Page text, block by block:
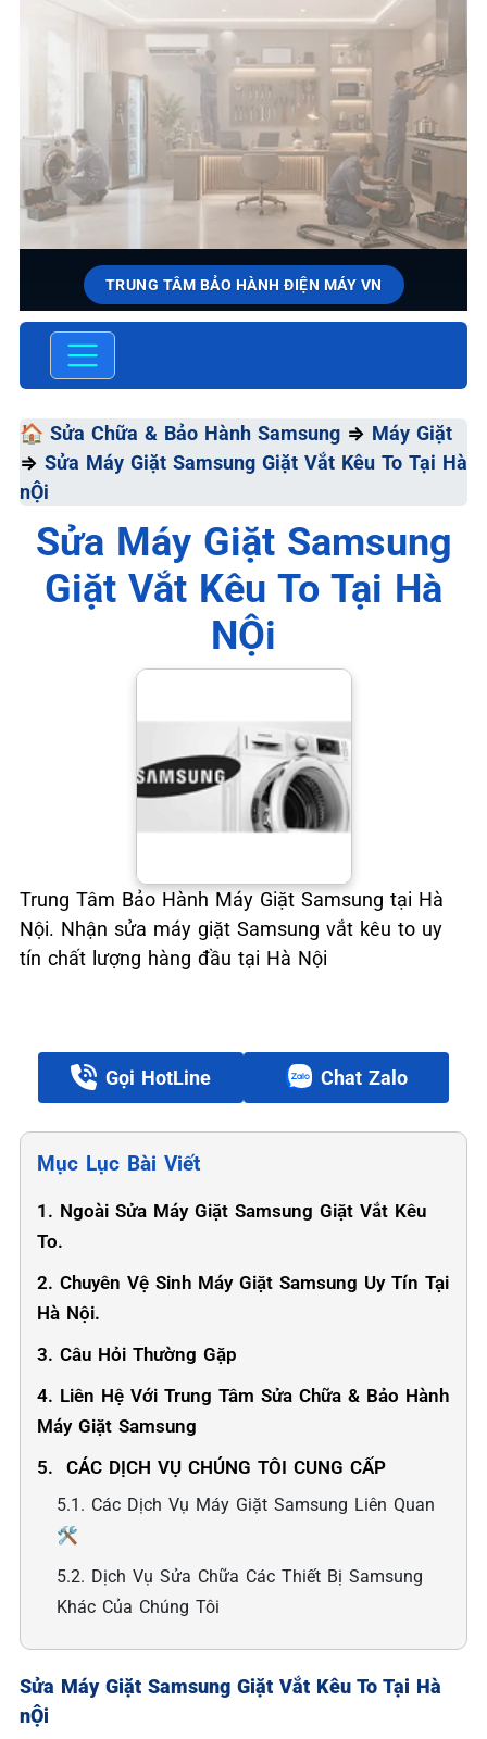
TRUNG TÂM BẢO HÀNH ĐIỆN MÁY VN
SỬA CHỮA & BẢO HÀNH
Đa
🏠 Sửa Chữa & Bảo Hành Samsung ⇒ Máy Giặt
⇒ Sửa Máy Giặt Samsung Giặt Vắt Kêu To Tại Hà
nỘi
Sửa Máy Giặt Samsung
Giặt Vắt Kêu To Tại Hà
NỘi
Trung Tâm Bảo Hành Máy Giặt Samsung tại Hà
Nội. Nhận sửa máy giặt Samsung vắt kêu to uy
tín chất lượng hàng đầu tại Hà Nội
Gọi HotLine Chat Zalo
Mục Lục Bài Viết
1. Ngoài Sửa Máy Giặt Samsung Giặt Vắt Kêu
To.
2. Chuyên Vệ Sinh Máy Giặt Samsung Uy Tín Tại
Hà Nội.
3. Câu Hỏi Thường Gặp
4. Liên Hệ Với Trung Tâm Sửa Chữa & Bảo Hành
Máy Giặt Samsung
5. ️ CÁC DỊCH VỤ CHÚNG TÔI CUNG CẤP
5.1. Các Dịch Vụ Máy Giặt Samsung Liên Quan
🛠️
5.2. Dịch Vụ Sửa Chữa Các Thiết Bị Samsung
Khác Của Chúng Tôi
Sửa Máy Giặt Samsung Giặt Vắt Kêu To Tại Hà
nỘi